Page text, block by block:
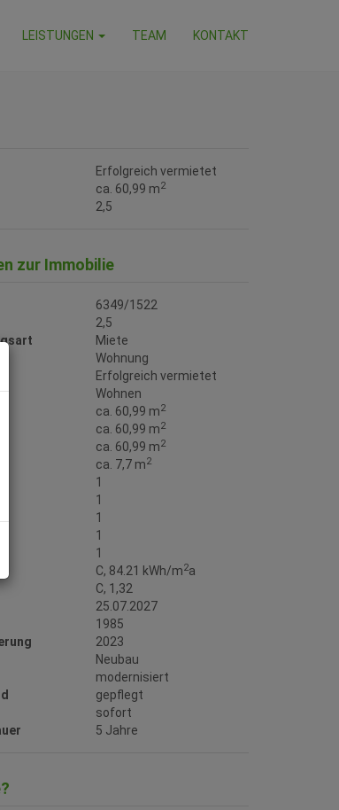
LEISTUNGEN TEAM KONTAKT
Erfolgreich vermietet
ca. 60,99 m2
2,5
zur Immobilie
6349/1522
2,5
Miete
Wohnung
Erfolgreich vermietet
Wohnen
ca. 60,99 m2
ca. 60,99 m2
ca. 60,99 m2
ca. 7,7 m2
1
1
1
1
1
C, 84.21 kWh/m2a
C, 1,32
25.07.2027
1985
2023
Neubau
modernisiert
gepflegt
sofort
5 Jahre